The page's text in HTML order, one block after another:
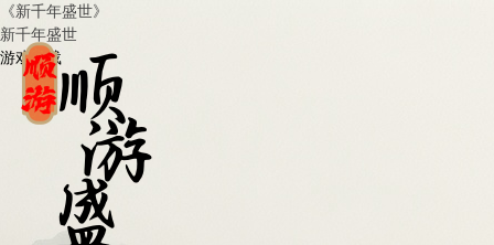
《新千年盛世》
新千年盛世
游戏下载